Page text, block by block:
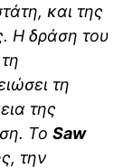
και της
Η δράση του
τη
της
Το Saw
την